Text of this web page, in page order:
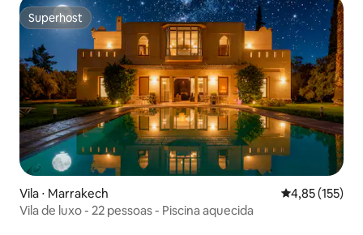
Superhost
Superhost
Vila ⋅ Marrakech 4,85 de uma
4,85 (155)
Vila de luxo - 22 pessoas - Piscina aquecida